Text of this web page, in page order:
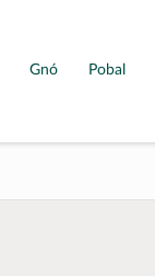
Gnó Pobal